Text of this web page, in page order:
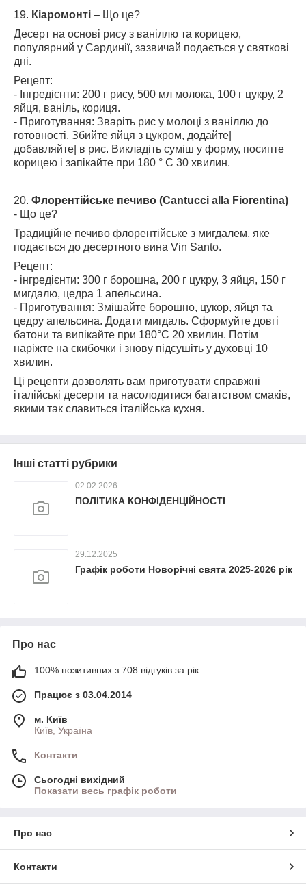
19. Кіаромонті – Що це?
Десерт на основі рису з ваніллю та корицею,
популярний у Сардинії, зазвичай подається у святкові
дні.
Рецепт:
- Інгредієнти: 200 г рису, 500 мл молока, 100 г цукру, 2
яйця, ваніль, кориця.
- Приготування: Зваріть рис у молоці з ваніллю до
готовності. Збийте яйця з цукром, додайте|
добавляйте| в рис. Викладіть суміш у форму, посипте
корицею і запікайте при 180 ° C 30 хвилин.
20. Флорентійське печиво (Cantucci alla Fiorentina)
- Що це?
Традиційне печиво флорентійське з мигдалем, яке
подається до десертного вина Vin Santo.
Рецепт:
- інгредієнти: 300 г борошна, 200 г цукру, 3 яйця, 150 г
мигдалю, цедра 1 апельсина.
- Приготування: Змішайте борошно, цукор, яйця та
цедру апельсина. Додати мигдаль. Сформуйте довгі
батони та випікайте при 180°C 20 хвилин. Потім
наріжте на скибочки і знову підсушіть у духовці 10
хвилин.
Ці рецепти дозволять вам приготувати справжні
італійські десерти та насолодитися багатством смаків,
якими так славиться італійська кухня.
Інші статті рубрики
02.02.2026
ПОЛІТИКА КОНФІДЕНЦІЙНОСТІ
29.12.2025
Графік роботи Новорічні свята 2025-2026 рік
Про нас
100% позитивних з 708 відгуків за рік
Працює з 03.04.2014
м. Київ
Київ, Україна
Контакти
Сьогодні вихідний
Показати весь графік роботи
Про нас
Контакти